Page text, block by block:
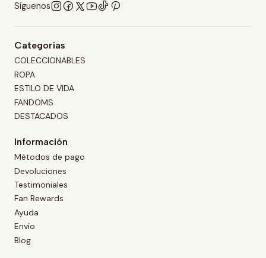
Síguenos
Categorías
COLECCIONABLES
ROPA
ESTILO DE VIDA
FANDOMS
DESTACADOS
Información
Métodos de pago
Devoluciones
Testimoniales
Fan Rewards
Ayuda
Envío
Blog